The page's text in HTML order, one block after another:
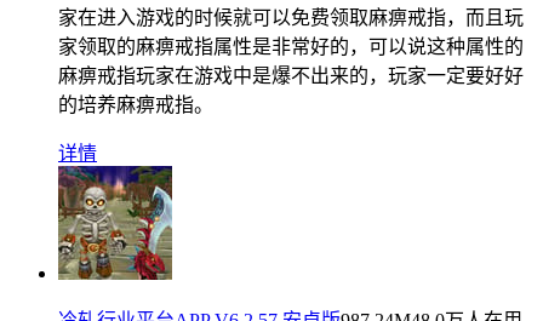
家在进入游戏的时候就可以免费领取麻痹戒指，而且玩
家领取的麻痹戒指属性是非常好的，可以说这种属性的
麻痹戒指玩家在游戏中是爆不出来的，玩家一定要好好
的培养麻痹戒指。
详情